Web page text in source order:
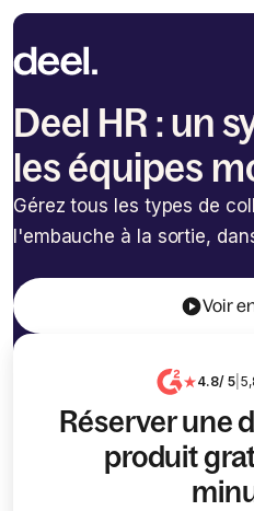
Deel HR : un
les équipes
Gérez tous les types de
l'embauche à la sortie,
Voir
4.8/ 5
Réserver une
produit